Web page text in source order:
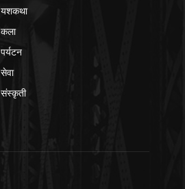
यशकथा
कला
पर्यटन
सेवा
संस्कृती